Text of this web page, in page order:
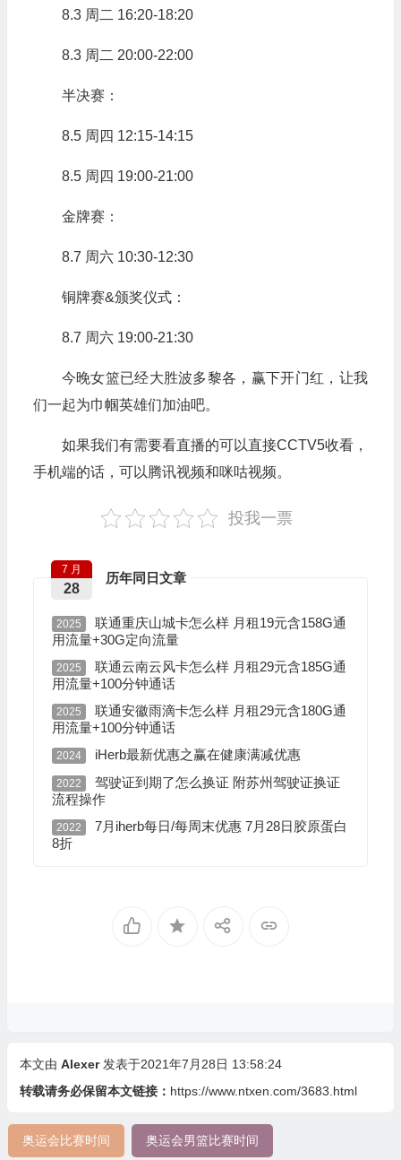
8.3 周二 16:20-18:20
8.3 周二 20:00-22:00
半决赛：
8.5 周四 12:15-14:15
8.5 周四 19:00-21:00
金牌赛：
8.7 周六 10:30-12:30
铜牌赛&颁奖仪式：
8.7 周六 19:00-21:30
今晚女篮已经大胜波多黎各，赢下开门红，让我
们一起为巾帼英雄们加油吧。
如果我们有需要看直播的可以直接CCTV5收看，
手机端的话，可以腾讯视频和咪咕视频。
投我一票
历年同日文章
7 月
28
2025
联通重庆山城卡怎么样 月租19元含158G通
用流量+30G定向流量
2025
联通云南云风卡怎么样 月租29元含185G通
用流量+100分钟通话
2025
联通安徽雨滴卡怎么样 月租29元含180G通
用流量+100分钟通话
2024 iHerb最新优惠之赢在健康满减优惠
2022
驾驶证到期了怎么换证 附苏州驾驶证换证
流程操作
2022
7月iherb每日/每周末优惠 7月28日胶原蛋白
8折
本文由 Alexer 发表于2021年7月28日 13:58:24
转载请务必保留本文链接： https://www.ntxen.com/3683.html
奥运会比赛时间 奥运会男篮比赛时间